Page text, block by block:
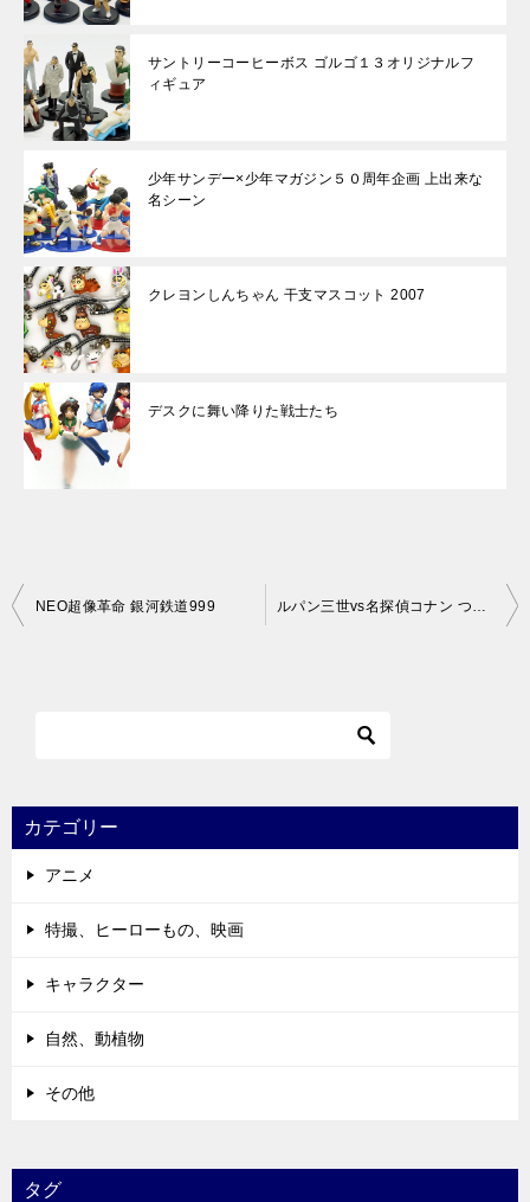
サントリーコーヒーボス ゴルゴ１３オリジナルフ
ィギュア
少年サンデー×少年マガジン５０周年企画 上出来な
名シーン
クレヨンしんちゃん 干支マスコット 2007
デスクに舞い降りた戦士たち
投
シ
ョ
NEO超像革命 銀河鉄道999
カテゴリー
アニメ
特撮、ヒーローもの、映画
キャラクター
自然、動植物
その他
タグ